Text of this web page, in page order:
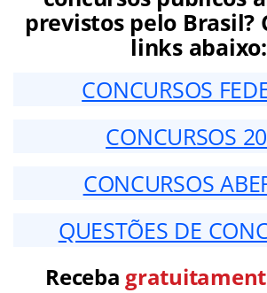
previstos pelo Brasil?
links abaixo:
CONCURSOS
CONCURSOS
CONCURSOS
QUESTÕES DE
Receba